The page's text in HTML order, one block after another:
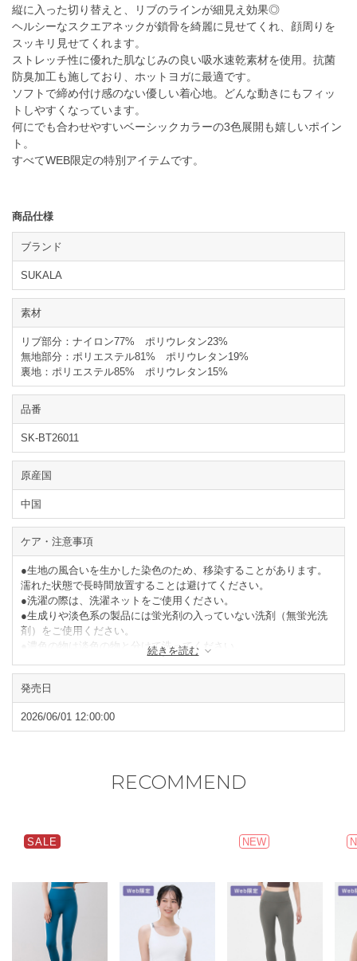
縦に入った切り替えと、リブのラインが細見え効果◎
ヘルシーなスクエアネックが鎖骨を綺麗に見せてくれ、顔周りを
スッキリ見せてくれます。
ストレッチ性に優れた肌なじみの良い吸水速乾素材を使用。抗菌
防臭加工も施しており、ホットヨガに最適です。
ソフトで締め付け感のない優しい着心地。どんな動きにもフィッ
トしやすくなっています。
何にでも合わせやすいベーシックカラーの3色展開も嬉しいポイン
ト。
すべてWEB限定の特別アイテムです。
商品仕様
ブランド
SUKALA
素材
リブ部分：ナイロン77% ポリウレタン23%
無地部分：ポリエステル81% ポリウレタン19%
裏地：ポリエステル85% ポリウレタン15%
品番
SK-BT26011
原産国
中国
ケア・注意事項
●生地の風合いを生かした染色のため、移染することがあります。
濡れた状態で長時間放置することは避けてください。
●洗濯の際は、洗濯ネットをご使用ください。
●生成りや淡色系の製品には蛍光剤の入っていない洗剤（無蛍光洗
剤）をご使用ください。
●濃色の物は淡色の物と分けて洗ってください。
●形を整えて陰干ししてください。
続きを読む
発売日
2026/06/01 12:00:00
RECOMMEND
SALE NEW